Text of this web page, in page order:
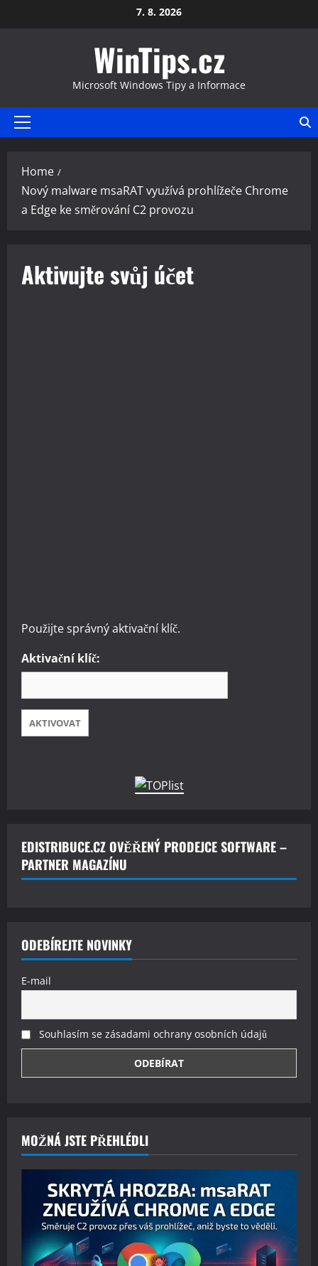
to
7. 8. 2026
WinTips.cz
Microsoft Windows Tipy a Informace
Primary
Home
Nový malware msaRAT využívá prohlížeče Chrome
a Edge ke směrování C2 provozu
Aktivujte svůj účet
Použijte správný aktivační klíč.
Aktivační klíč:
EDISTRIBUCE.CZ OVĚŘENÝ PRODEJCE SOFTWARE –
PARTNER MAGAZÍNU
ODEBÍREJTE NOVINKY
E-mail
Souhlasím se zásadami ochrany osobních údajů
MOŽNÁ JSTE PŘEHLÉDLI